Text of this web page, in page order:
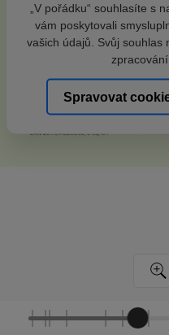
„V pořádku“ souhlasíte s
vám poskytovali
vašich údajů. Svůj souhlas
Spravovat